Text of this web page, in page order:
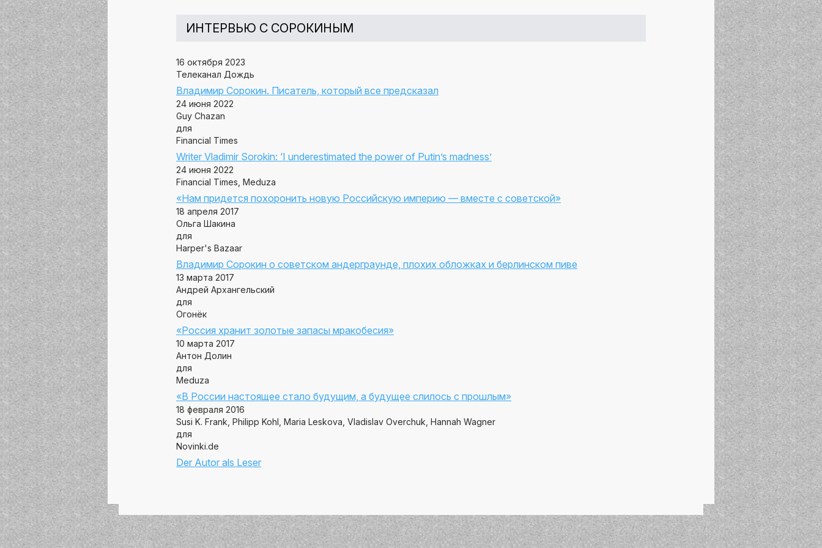
ИНТЕРВЬЮ С СОРОКИНЫМ
16 октября 2023
Телеканал Дождь
Владимир Сорокин. Писатель, который все предсказал
24 июня 2022
Guy Chazan
для
Financial Times
Writer Vladimir Sorokin: ‘I underestimated the power of Putin’s madness’
24 июня 2022
Financial Times, Meduza
«Нам придется похоронить новую Российскую империю — вместе с советской»
18 апреля 2017
Ольга Шакина
для
Harper's Bazaar
Владимир Сорокин о советском андерграунде, плохих обложках и берлинском пиве
13 марта 2017
Андрей Архангельский
для
Огонёк
«Россия хранит золотые запасы мракобесия»
10 марта 2017
Антон Долин
для
Meduza
«В России настоящее стало будущим, а будущее слилось с прошлым»
18 февраля 2016
Susi K. Frank, Philipp Kohl, Maria Leskova, Vladislav Overchuk, Hannah Wagner
для
Novinki.de
Der Autor als Leser
Автор